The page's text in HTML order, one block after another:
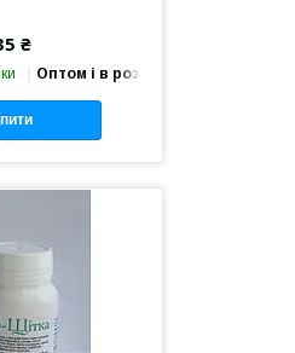
₴
Оптом і в роздріб